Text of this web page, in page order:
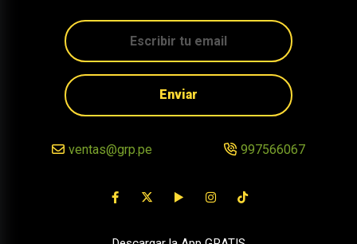
Enviar
ventas@grp.pe 997566067